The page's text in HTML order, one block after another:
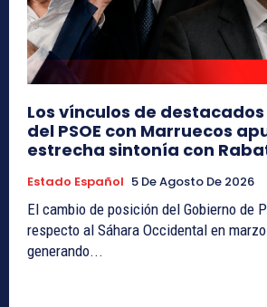
Los vínculos de
del PSOE con Marruecos
estrecha sintonía con
Estado Español 5 De Agosto De 2026
El cambio de posición del Gobierno de
respecto al Sáhara Occidental en
generando...